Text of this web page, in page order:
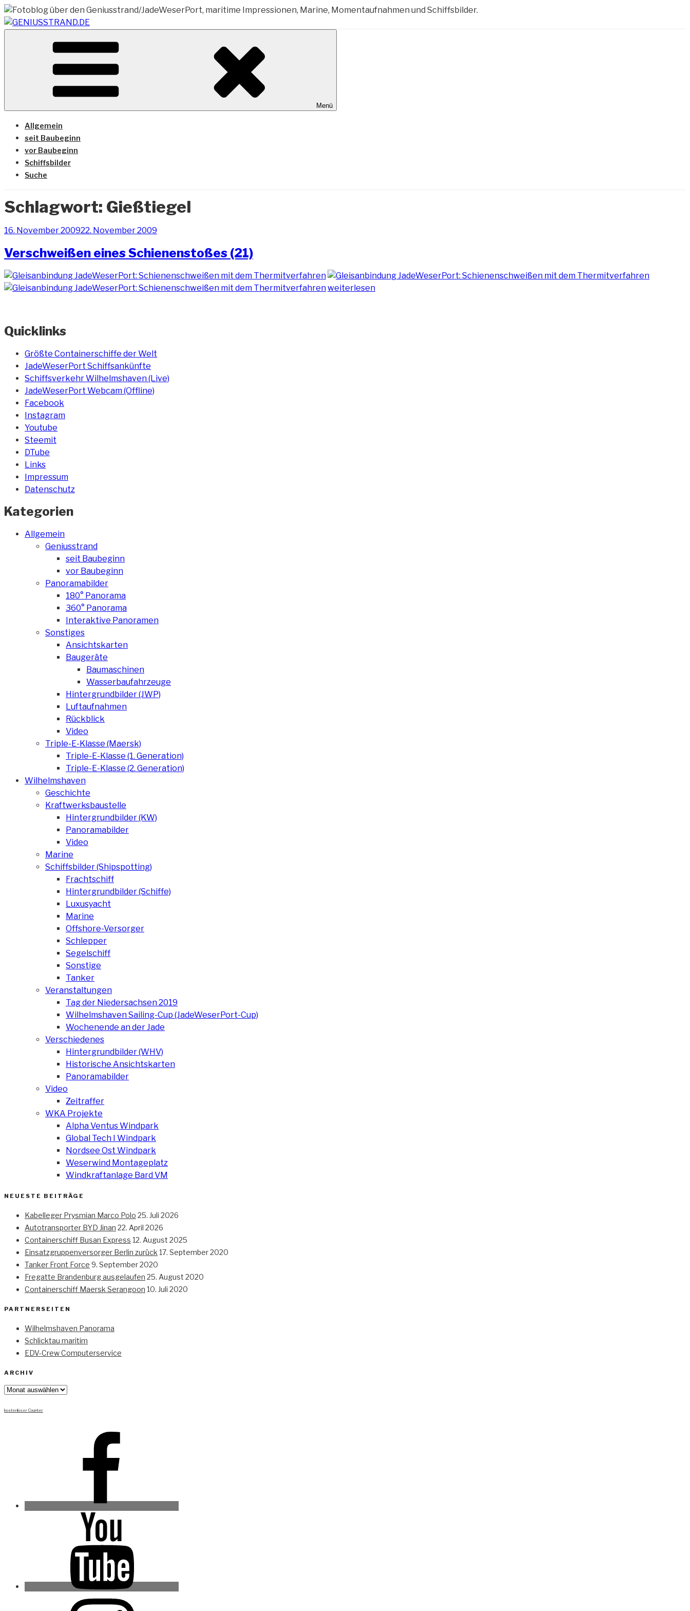
Zum
Inhalt
springen
GENIUSSTRAND.DE
Vom Geniusstrand zum JadeWeserPort/Container Terminal Wilhelmshaven
Menü
Allgemein
seit Baubeginn
vor Baubeginn
Schiffsbilder
Suche
Schlagwort: Gießtiegel
Veröffentlicht
16. November 200922. November 2009
Verschweißen eines Schienenstoßes (21)
„Verschweißen
weiterlesen
Quicklinks
Größte Containerschiffe der Welt
JadeWeserPort Schiffsankünfte
Schiffsverkehr Wilhelmshaven (Live)
JadeWeserPort Webcam (Offline)
Facebook
Instagram
Youtube
Steemit
DTube
Links
Impressum
Datenschutz
Kategorien
Allgemein
Geniusstrand
seit Baubeginn
vor Baubeginn
Panoramabilder
180° Panorama
360° Panorama
Interaktive Panoramen
Sonstiges
Ansichtskarten
Baugeräte
Baumaschinen
Wasserbaufahrzeuge
Hintergrundbilder (JWP)
Luftaufnahmen
Rückblick
Video
Triple-E-Klasse (Maersk)
Triple-E-Klasse (1. Generation)
Triple-E-Klasse (2. Generation)
Wilhelmshaven
Geschichte
Kraftwerksbaustelle
Hintergrundbilder (KW)
Panoramabilder
Video
Marine
Schiffsbilder (Shipspotting)
Frachtschiff
Hintergrundbilder (Schiffe)
Luxusyacht
Marine
Offshore-Versorger
Schlepper
Segelschiff
Sonstige
Tanker
Veranstaltungen
Tag der Niedersachsen 2019
Wilhelmshaven Sailing-Cup (JadeWeserPort-Cup)
Wochenende an der Jade
Verschiedenes
Hintergrundbilder (WHV)
Historische Ansichtskarten
Panoramabilder
Video
Zeitraffer
WKA Projekte
Alpha Ventus Windpark
Global Tech I Windpark
Nordsee Ost Windpark
Weserwind Montageplatz
Windkraftanlage Bard VM
NEUESTE BEITRÄGE
Kabelleger Prysmian Marco Polo 25. Juli 2026
Autotransporter BYD Jinan 22. April 2026
Containerschiff Busan Express 12. August 2025
Einsatzgruppenversorger Berlin zurück 17. September 2020
Tanker Front Force 9. September 2020
Fregatte Brandenburg ausgelaufen 25. August 2020
Containerschiff Maersk Serangoon 10. Juli 2020
PARTNERSEITEN
Wilhelmshaven Panorama
Schlicktau maritim
EDV-Crew Computerservice
ARCHIV
Archiv
kostenloser Counter